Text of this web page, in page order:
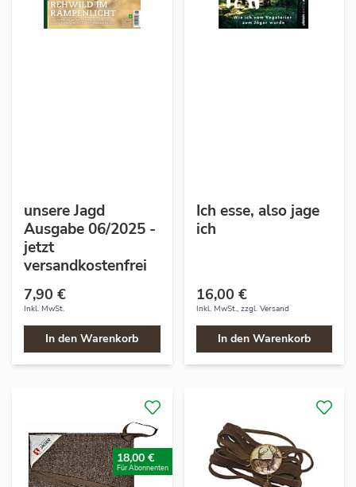
unsere Jagd
Ausgabe 06/2025 -
jetzt
versandkostenfrei
7,90 €
Inkl. MwSt.
In den Warenkorb
Ich esse, also jage
ich
16,00 €
Inkl. MwSt., zzgl. Versand
In den Warenkorb
18,00 €
Für Abonnenten